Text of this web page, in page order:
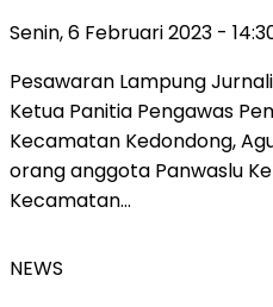
Senin, 6 Februari 2023 -
Pesawaran Lampung
Ketua Panitia Pengawas
Kecamatan Kedondong,
orang anggota Panwaslu
Kecamatan…
NEWS